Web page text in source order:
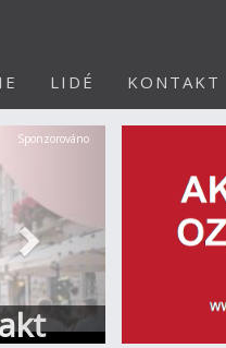
LIDÉ KONTAKT
Další
Sponzorováno